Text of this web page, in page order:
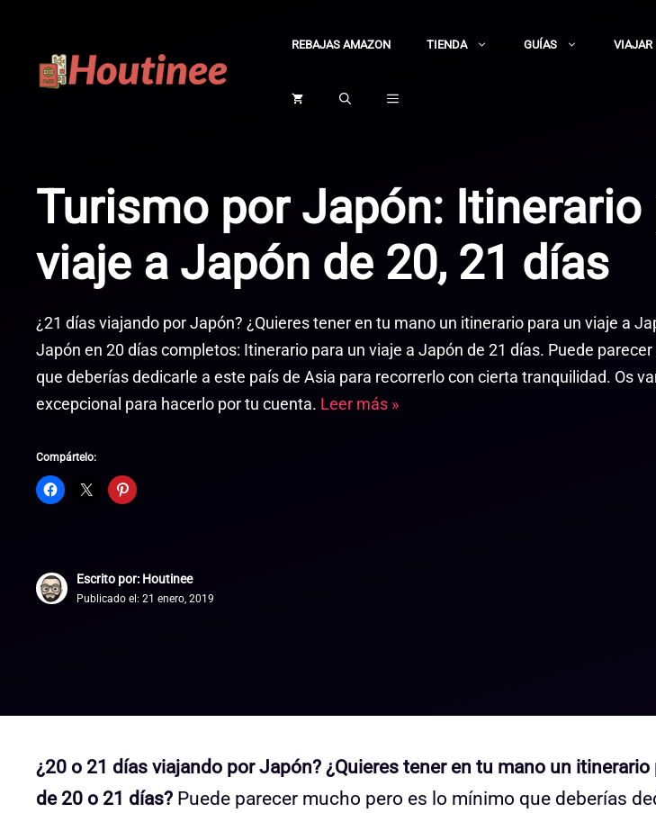
contenido
REBAJAS AMAZON TIENDA GUÍAS VIAJAR
Turismo por Japón: Itinerario
viaje a Japón de 20, 21 días
¿21 días viajando por Japón? ¿Quieres tener en tu mano un itinerario para un viaje a
Japón en 20 días completos: Itinerario para un viaje a Japón de 21 días. Puede
que deberías dedicarle a este país de Asia para recorrerlo con cierta tranquilidad. Os
excepcional para hacerlo por tu cuenta. Leer más »
Compártelo:
Escrito por: Houtinee
Publicado el: 21 enero, 2019
¿20 o 21 días viajando por Japón? ¿Quieres tener en tu mano un itinerario
de 20 o 21 días? Puede parecer mucho pero es lo mínimo que deberías